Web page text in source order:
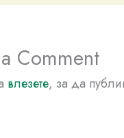
Comment
влезете, за да